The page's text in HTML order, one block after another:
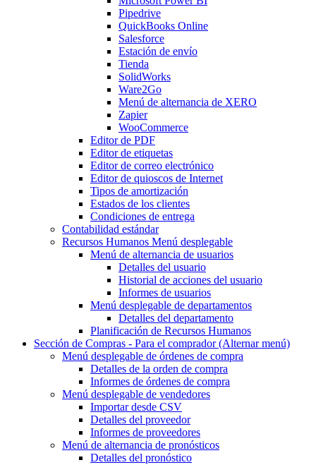
Pipedrive
QuickBooks Online
Salesforce
Estación de envío
Tienda
SolidWorks
Ware2Go
Menú de alternancia de XERO
Zapier
WooCommerce
Editor de PDF
Editor de etiquetas
Editor de correo electrónico
Editor de quioscos de Internet
Tipos de amortización
Estados de los clientes
Condiciones de entrega
Contabilidad estándar
Recursos Humanos Menú desplegable
Menú de alternancia de usuarios
Detalles del usuario
Historial de acciones del usuario
Informes de usuarios
Menú desplegable de departamentos
Detalles del departamento
Planificación de Recursos Humanos
Sección de Compras - Para el comprador(Alternar menú)
Menú desplegable de órdenes de compra
Detalles de la orden de compra
Informes de órdenes de compra
Menú desplegable de vendedores
Importar desde CSV
Detalles del proveedor
Informes de proveedores
Menú de alternancia de pronósticos
Detalles del pronóstico